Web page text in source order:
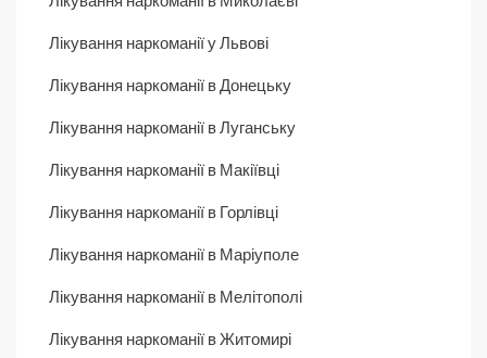
Лікування наркоманії у Львові
Лікування наркоманії в Донецьку
Лікування наркоманії в Луганську
Лікування наркоманії в Макіївці
Лікування наркоманії в Горлівці
Лікування наркоманії в Маріуполе
Лікування наркоманії в Мелітополі
Лікування наркоманії в Житомирі